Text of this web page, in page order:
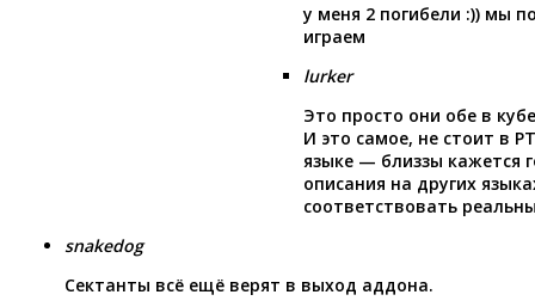
у меня 2 погибели :)) мы
играем
lurker
Это просто они обе в
И это самое, не стоит в
языке — близзы кажется
описания на других
соответствовать
snakedog
Сектанты всё ещё верят в выход аддона.